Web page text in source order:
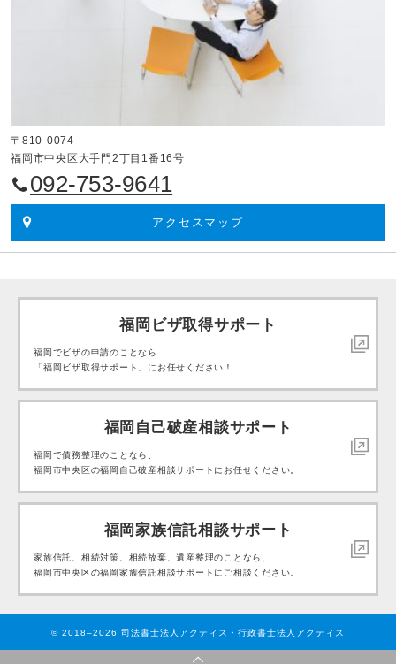
〒810-0074
福岡市中央区大手門2丁目1番16号
092-753-9641
アクセスマップ
福岡ビザ取得サポート
福岡でビザの申請のことなら
「福岡ビザ取得サポート」にお任せください！
福岡自己破産相談サポート
福岡で債務整理のことなら、
福岡市中央区の福岡自己破産相談サポートにお任せください。
福岡家族信託相談サポート
家族信託、相続対策、相続放棄、遺産整理のことなら、
福岡市中央区の福岡家族信託相談サポートにご相談ください。
© 2018–2026 司法書士法人アクティス・行政書士法人アクティス